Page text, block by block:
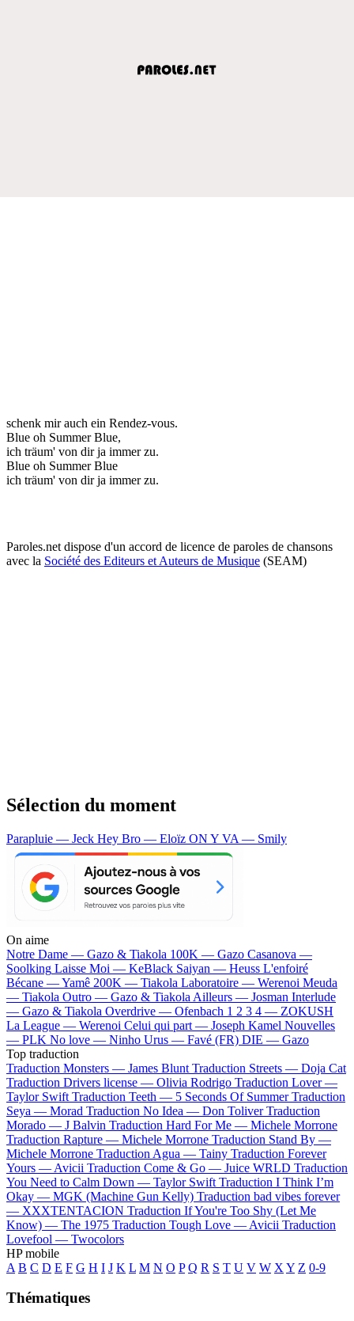
schenk mir auch ein Rendez-vous.
Blue oh Summer Blue,
ich träum' von dir ja immer zu.
Blue oh Summer Blue
ich träum' von dir ja immer zu.
Paroles.net dispose d'un accord de licence de paroles de chansons
avec la Société des Editeurs et Auteurs de Musique (SEAM)
Sélection du moment
Parapluie — Jeck Hey Bro — Eloïz ON Y VA — Smily
On aime
Notre Dame — Gazo & Tiakola 100K — Gazo Casanova —
Soolking Laisse Moi — KeBlack Saiyan — Heuss L'enfoiré
Bécane —Yamê 200K — Tiakola Laboratoire — Werenoi Meuda
— Tiakola Outro — Gazo & Tiakola Ailleurs — Josman Interlude
— Gazo & Tiakola Overdrive — Ofenbach 1 2 3 4 — ZOKUSH
La League — Werenoi Celui qui part — Joseph Kamel Nouvelles
— PLK No love — Ninho Urus — Favé (FR) DIE — Gazo
Top traduction
Traduction Monsters — James Blunt Traduction Streets — Doja Cat
Traduction Drivers license — Olivia Rodrigo Traduction Lover —
Taylor Swift Traduction Teeth — 5 Seconds Of Summer Traduction
Seya — Morad Traduction No Idea — Don Toliver Traduction
Morado — J Balvin Traduction Hard For Me — Michele Morrone
Traduction Rapture — Michele Morrone Traduction Stand By —
Michele Morrone Traduction Agua — Tainy Traduction Forever
Yours — Avicii Traduction Come & Go — Juice WRLD Traduction
You Need to Calm Down — Taylor Swift Traduction I Think I’m
Okay — MGK (Machine Gun Kelly) Traduction bad vibes forever
— XXXTENTACION Traduction If You're Too Shy (Let Me
Know) — The 1975 Traduction Tough Love — Avicii Traduction
Lovefool — Twocolors
HP mobile
A B C D E F G H I J K L M N O P Q R S T U V W X Y Z 0-9
Thématiques